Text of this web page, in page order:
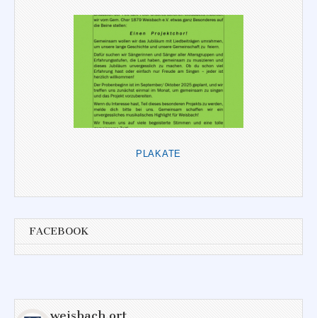
PLAKATE
FACEBOOK
weisbach.ort